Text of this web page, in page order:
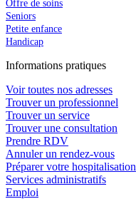
Offre de soins
Seniors
Petite enfance
Handicap
Informations pratiques
Voir toutes nos adresses
Trouver un professionnel
Trouver un service
Trouver une consultation
Prendre RDV
Annuler un rendez-vous
Préparer votre hospitalisation
Services administratifs
Emploi​